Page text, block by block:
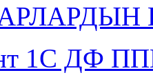
1С ДФ